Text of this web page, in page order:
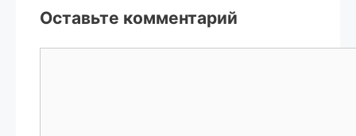
Оставьте комментарий